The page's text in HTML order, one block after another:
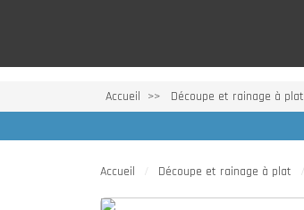
Accueil Découpe et rainage à plat
Accueil Découpe et rainage à plat